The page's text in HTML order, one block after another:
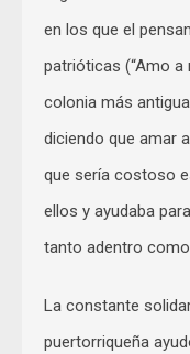
en los que el
patrióticas (“Amo a
colonia más
diciendo que amar
que sería costoso
ellos y ayudaba
tanto adentro
La constante
puertorriqueña